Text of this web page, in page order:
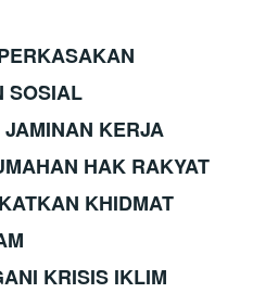
SOSIAL
KERJA
HAK RAKYAT
KHIDMAT
KRISIS IKLIM